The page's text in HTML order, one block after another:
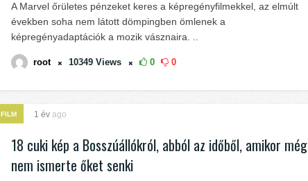
A Marvel őrületes pénzeket keres a képregényfilmekkel, az elmúlt
években soha nem látott dömpingben ömlenek a
képregényadaptációk a mozik vásznaira. ..
root 10349 Views 0 0
FILM 1 év ago
18 cuki kép a Bosszúállókról, abból az időből, amikor még
nem ismerte őket senki